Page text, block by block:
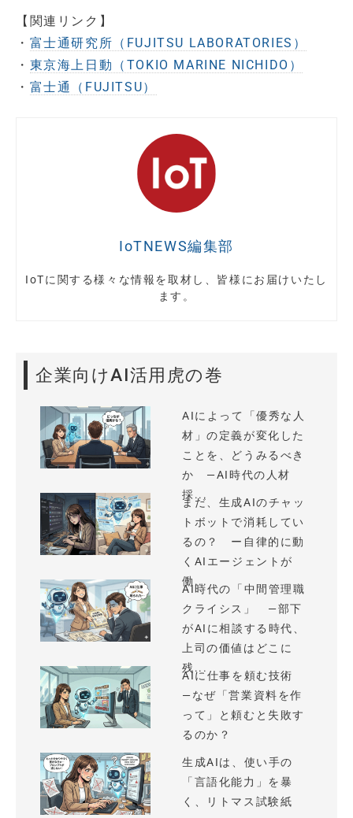
【関連リンク】
・ 富士通研究所（FUJITSU LABORATORIES）
・ 東京海上日動（TOKIO MARINE NICHIDO）
・ 富士通（FUJITSU）
IoTNEWS編集部
IoTに関する様々な情報を取材し、皆様にお届けいたし
ます。
企業向けAI活用虎の巻
AIによって「優秀な人
材」の定義が変化した
ことを、どうみるべき
か —AI時代の人材
採...
まだ、生成AIのチャッ
トボットで消耗してい
るの？ ー自律的に動
くAIエージェントが
働...
AI時代の「中間管理職
クライシス」 —部下
がAIに相談する時代、
上司の価値はどこに
残...
AIに仕事を頼む技術
—なぜ「営業資料を作
って」と頼むと失敗す
るのか？
生成AIは、使い手の
「言語化能力」を暴
く、リトマス試験紙